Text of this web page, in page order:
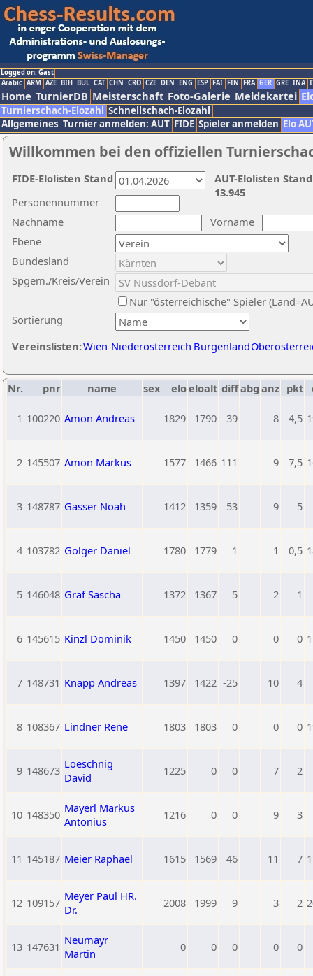
Logged on: Gast
Arabic ARM AZE BIH BUL CAT CHN CRO CZE DEN ENG ESP FAI FIN FRA GER GRE INA
Home TurnierDB Meisterschaft Foto-Galerie Meldekartei
Turnierschach-Elozahl Schnellschach-Elozahl
Allgemeines Turnier anmelden: AUT FIDE Spieler anmelden Elo
Willkommen bei den offiziellen
Nachname
Vorname
Ebene
Sortierung
Personennummer
Bundesland
Spgem./Kreis/Verein
Nur "österreichische" Spieler
Vereinslisten:Wien Niederösterreich Burgenland
AUT-Elolisten
13.945
FIDE-Elolisten Stand
Nr. pnr name sex eloeloalt diffabg anz pkt
1 100220 Amon Andreas 1829 1790 39 8 4,5
2 145507 Amon Markus 1577 1466 111 9 7,5
3 148787 Gasser Noah 1412 1359 53 9 5
4 103782 Golger Daniel 1780 1779 1 1 0,5
5 146048 Graf Sascha 1372 1367 5 2 1
6 145615 Kinzl Dominik 1450 1450 0 0 0
7 148731 Knapp Andreas 1397 1422 -25 10 4
8 108367 Lindner Rene 1803 1803 0 0 0
9 148673 Loeschnig
David
1225 0 0 7 2
10 148350 Mayerl Markus
Antonius
1216 0 0 9 3
11 145187 Meier Raphael 1615 1569 46 11 7
12 109157 Meyer Paul HR.
Dr.
2008 1999 9 3 2
13 147631 Neumayr
Martin
0 0 0 0 0